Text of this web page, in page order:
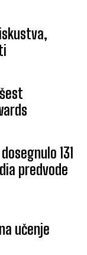
131
predvode
učenje